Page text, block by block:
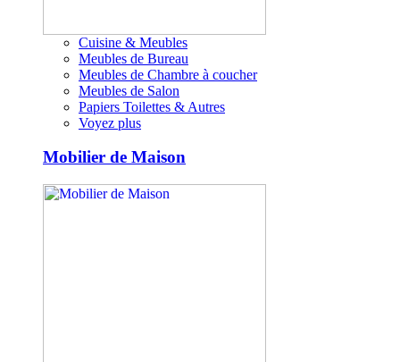
Cuisine & Meubles
Meubles de Bureau
Meubles de Chambre à coucher
Meubles de Salon
Papiers Toilettes & Autres
Voyez plus
Mobilier de Maison